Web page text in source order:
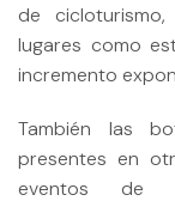
de
lugares como
incremento
También las
presentes en
eventos de